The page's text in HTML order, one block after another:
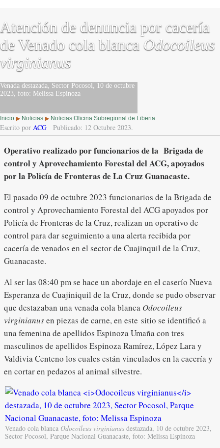
Atención de denuncia por cacería
de Venado cola blanca Odocoileus
virginianus
Venada destazada, Sector Pocosol, 10 de octubre
2023, foto: Melissa Espinoza
Inicio ▶ Noticias ▶ Noticias Oficina Subregional de Liberia
Escrito por ACG Publicado: 12 Octubre 2023.
Operativo realizado por funcionarios de la Brigada de
control y Aprovechamiento Forestal del ACG, apoyados
por la Policía de Fronteras de La Cruz Guanacaste.
El pasado 09 de octubre 2023 funcionarios de la Brigada de
control y Aprovechamiento Forestal del ACG apoyados por
Policía de Fronteras de la Cruz, realizan un operativo de
control para dar seguimiento a una alerta recibida por
cacería de venados en el sector de Cuajinquil de la Cruz,
Guanacaste.
Al ser las 08:40 pm se hace un abordaje en el caserío Nueva
Esperanza de Cuajiniquil de la Cruz, donde se pudo observar
que destazaban una venada cola blanca Odocoileus
virginianusen piezas de carne, en este sitio se identificó a
una femenina de apellidos Espinoza Umaña con tres
masculinos de apellidos Espinoza Ramírez, López Lara y
Valdivia Centeno los cuales están vinculados en la cacería y
en cortar en pedazos al animal silvestre.
Venado cola blanca Odocoileus virginianus destazada, 10 de octubre 2023,
Sector Pocosol, Parque Nacional Guanacaste, foto: Melissa Espinoza